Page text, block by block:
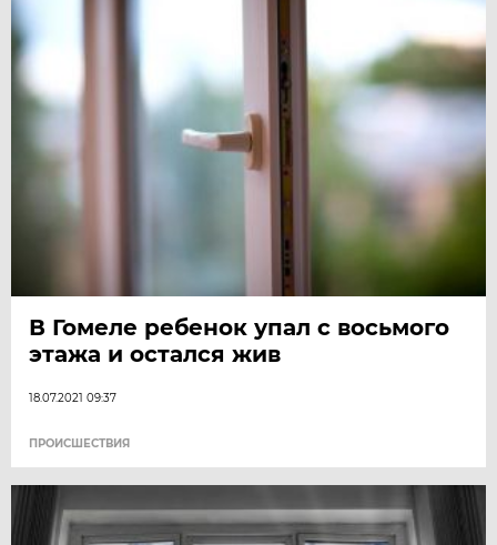
В Гомеле ребенок упал с восьмого
этажа и остался жив
18.07.2021 09:37
ПРОИСШЕСТВИЯ